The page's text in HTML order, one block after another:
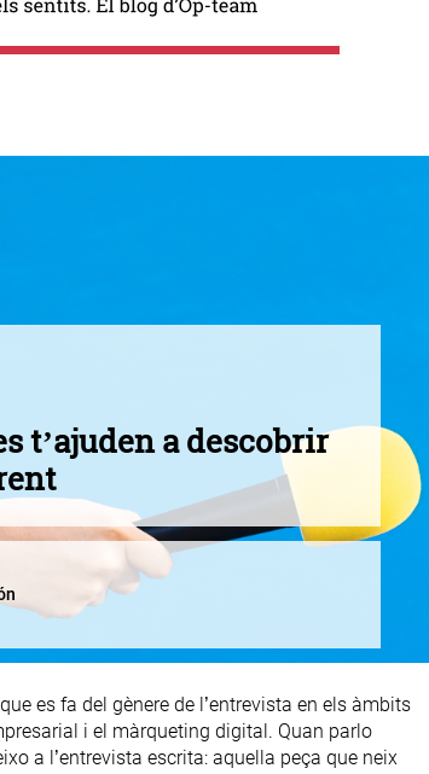
t’ajuden a descobrir
es fa del gènere de l’entrevista en els àmbits
i el màrqueting digital. Quan parlo
a l’entrevista escrita: aquella peça que neix